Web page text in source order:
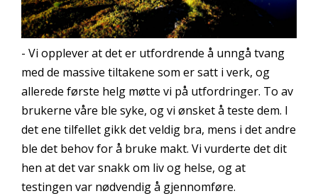
- Vi opplever at det er utfordrende å unngå tvang
med de massive tiltakene som er satt i verk, og
allerede første helg møtte vi på utfordringer. To av
brukerne våre ble syke, og vi ønsket å teste dem. I
det ene tilfellet gikk det veldig bra, mens i det andre
ble det behov for å bruke makt. Vi vurderte det dit
hen at det var snakk om liv og helse, og at
testingen var nødvendig å gjennomføre.